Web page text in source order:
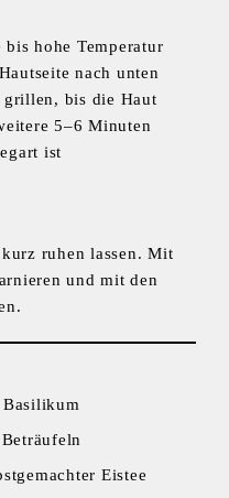
hohe Temperatur
nach unten
grillen, bis die Haut
5–6 Minuten
ist
ruhen lassen. Mit
und mit den
Eistee